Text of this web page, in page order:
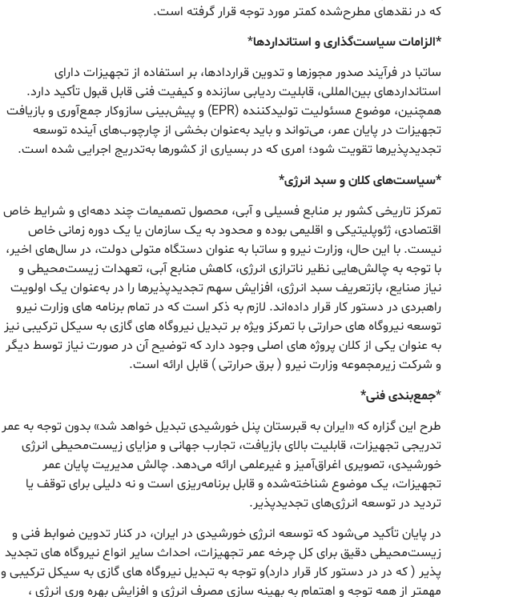
که در نقدهای مطرح‌شده کمتر مورد توجه قرار گرفته است.
*الزامات سیاست‌گذاری و استانداردها*
ساتبا در فرآیند صدور مجوزها و تدوین قراردادها، بر استفاده از تجهیزات دارای
استانداردهای بین‌المللی، قابلیت ردیابی سازنده و کیفیت فنی قابل قبول تأکید دارد.
همچنین، موضوع مسئولیت تولیدکننده (EPR) و پیش‌بینی سازوکار جمع‌آوری و بازیافت
تجهیزات در پایان عمر، می‌تواند و باید به‌عنوان بخشی از چارچوب‌های آینده توسعه
تجدیدپذیرها تقویت شود؛ امری که در بسیاری از کشورها به‌تدریج اجرایی شده است.
*سیاست‌های کلان و سبد انرژی*
تمرکز تاریخی کشور بر منابع فسیلی و آبی، محصول تصمیمات چند دهه‌ای و شرایط خاص
اقتصادی، ژئوپلیتیکی و اقلیمی بوده و محدود به یک سازمان یا یک دوره زمانی خاص
نیست. با این حال، وزارت نیرو و ساتبا به عنوان دستگاه متولی دولت، در سال‌های اخیر،
با توجه به چالش‌هایی نظیر ناترازی انرژی، کاهش منابع آبی، تعهدات زیست‌محیطی و
نیاز صنایع، بازتعریف سبد انرژی، افزایش سهم تجدیدپذیرها را در به‌عنوان یک اولویت
راهبردی در دستور کار قرار داده‌اند. لازم به ذکر است که در تمام برنامه های وزارت نیرو
توسعه نیروگاه های حرارتی با تمرکز ویژه بر تبدیل نیروگاه های گازی به سیکل ترکیبی نیز
به عنوان یکی از کلان پروژه های اصلی وجود دارد که توضیح آن در صورت نیاز توسط دیگر
و شرکت زیرمجموعه وزارت نیرو ( برق حرارتی ) قابل ارائه است.
*جمع‌بندی فنی*
طرح این گزاره که «ایران به قبرستان پنل خورشیدی تبدیل خواهد شد» بدون توجه به عمر
تدریجی تجهیزات، قابلیت بالای بازیافت، تجارب جهانی و مزایای زیست‌محیطی انرژی
خورشیدی، تصویری اغراق‌آمیز و غیرعلمی ارائه می‌دهد. چالش مدیریت پایان عمر
تجهیزات، یک موضوع شناخته‌شده و قابل برنامه‌ریزی است و نه دلیلی برای توقف یا
تردید در توسعه انرژی‌های تجدیدپذیر.
در پایان تأکید می‌شود که توسعه انرژی خورشیدی در ایران، در کنار تدوین ضوابط فنی و
زیست‌محیطی دقیق برای کل چرخه عمر تجهیزات، احداث سایر انواع نیروگاه های تجدید
پذیر ( که در در دستور کار قرار دارد)و توجه به تبدیل نیروگاه های گازی به سیکل ترکیبی و
مهمتر از همه توجه و اهتمام به بهینه سازی مصرف انرژی و افزایش بهره وری انرژی ،